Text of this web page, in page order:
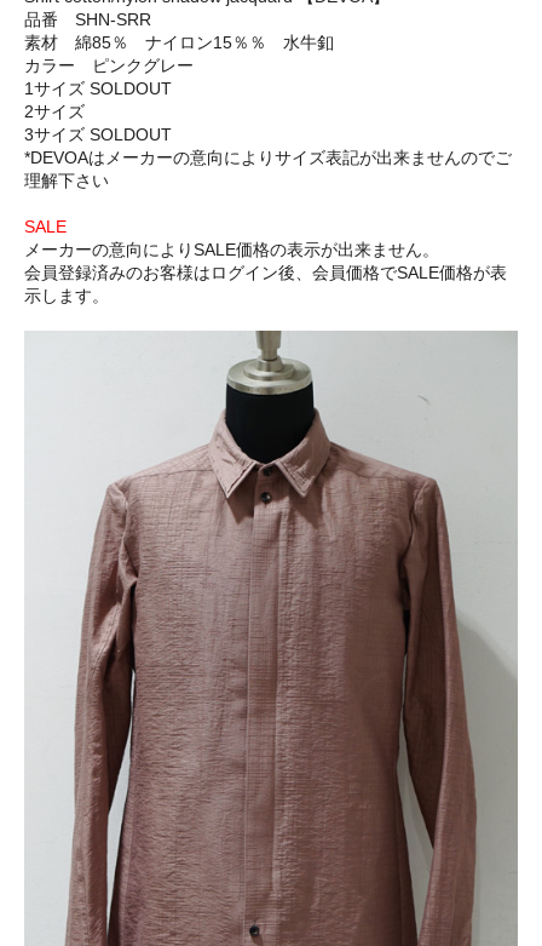
品番 SHN-SRR
素材 綿85％ ナイロン15％％ 水牛釦
カラー ピンクグレー
1サイズ SOLDOUT
2サイズ
3サイズ SOLDOUT
*DEVOAはメーカーの意向によりサイズ表記が出来ませんのでご
理解下さい
SALE
メーカーの意向によりSALE価格の表示が出来ません。
会員登録済みのお客様はログイン後、会員価格でSALE価格が表
示します。